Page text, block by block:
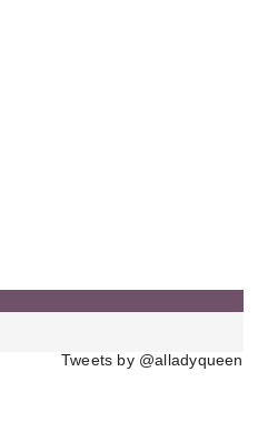
Tweets by @alladyqueen